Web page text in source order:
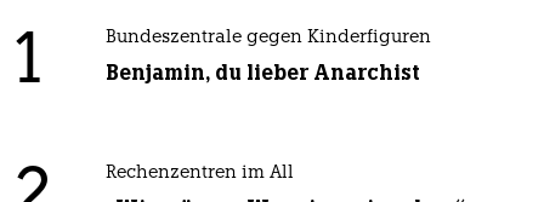
1 Bundeszentrale gegen Kinderfiguren
Benjamin, du lieber Anarchist
Rechenzentren im All